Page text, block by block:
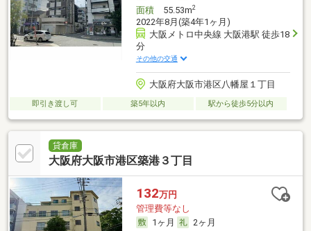
面積55.53m2
2022年8月(築4年1ヶ月)
大阪メトロ中央線 大阪港駅 徒歩18
分
その他の交通
大阪府大阪市港区八幡屋１丁目
即引き渡し可 築5年以内 駅から徒歩5分以内
貸倉庫
大阪府大阪市港区築港３丁目
132万円
管理費等なし
1ヶ月
2ヶ月